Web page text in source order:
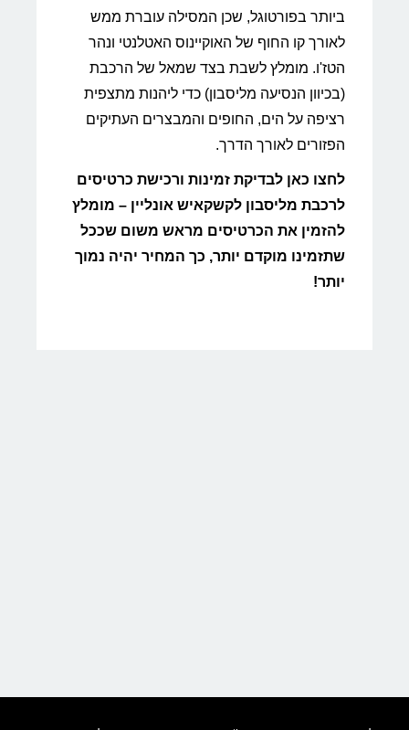
ביותר בפורטוגל, שכן המסילה עוברת ממש
לאורך קו החוף של האוקיינוס האטלנטי ונהר
הטז'ו. מומלץ לשבת בצד שמאל של הרכבת
(בכיוון הנסיעה מליסבון) כדי ליהנות מתצפית
רציפה על הים, החופים והמבצרים העתיקים
הפזורים לאורך הדרך.
לחצו כאן לבדיקת זמינות ורכישת כרטיסים
לרכבת מליסבון לקשקאיש אונליין – מומלץ
להזמין את הכרטיסים מראש משום שככל
שתזמינו מוקדם יותר, כך המחיר יהיה נמוך
יותר!